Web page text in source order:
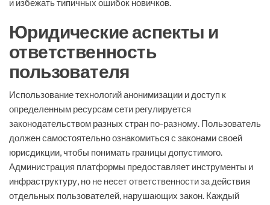
и избежать типичных ошибок новичков.
Юридические аспекты и
ответственность
пользователя
Использование технологий анонимизации и доступ к
определенным ресурсам сети регулируется
законодательством разных стран по-разному. Пользователь
должен самостоятельно ознакомиться с законами своей
юрисдикции, чтобы понимать границы допустимого.
Администрация платформы предоставляет инструменты и
инфраструктуру, но не несет ответственности за действия
отдельных пользователей, нарушающих закон. Каждый